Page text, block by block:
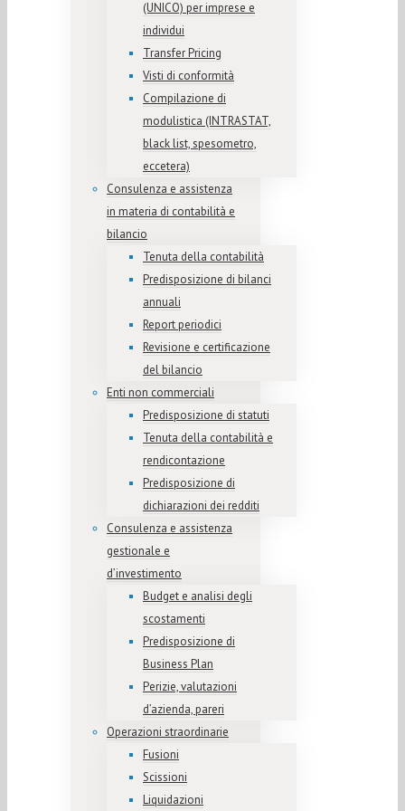
(UNICO) per imprese e
individui
Transfer Pricing
Visti di conformità
Compilazione di
modulistica (INTRASTAT,
black list, spesometro,
eccetera)
Consulenza e assistenza
in materia di contabilità e
bilancio
Tenuta della contabilità
Predisposizione di bilanci
annuali
Report periodici
Revisione e certificazione
del bilancio
Enti non commerciali
Predisposizione di statuti
Tenuta della contabilità e
rendicontazione
Predisposizione di
dichiarazioni dei redditi
Consulenza e assistenza
gestionale e
d’investimento
Budget e analisi degli
scostamenti
Predisposizione di
Business Plan
Perizie, valutazioni
d’azienda, pareri
Operazioni straordinarie
Fusioni
Scissioni
Liquidazioni